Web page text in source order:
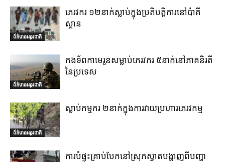
ព័ត៌មានអន្តរជាតិ
ភេរវករ ១២នាក់ស្លាប់ក្នុងប្រតិបត្តិការនៅប៉ាគី
ស្ថាន
ព័ត៌មានអន្តរជាតិ
កងទ័ពកាមេរូនសម្លាប់ភេរវករ ៥នាក់នៅភាគនិរតី
នៃប្រទេស
ព័ត៌មានអន្តរជាតិ
ស្លាប់កម្មករ ២នាក់ក្នុងការវាយប្រហារភេរវកម្ម
ការបំផ្ទុះគ្រាប់បែកនៅស្រុកស្វាតបង្ហាញពីបញ្ហា